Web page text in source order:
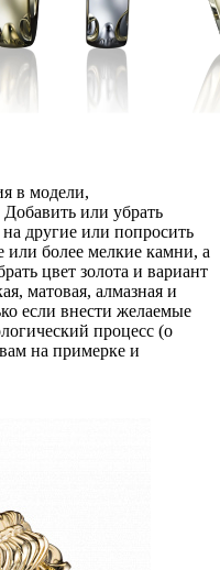
в модели,
или убрать
другие или попросить
или более мелкие камни, а
цвет золота и вариант
матовая, алмазная и
если внести желаемые
процесс (о
на примерке и